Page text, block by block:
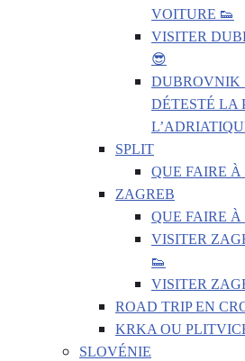
VOITURE 👟
VISITER
😎
DUBROVNIK
DÉTESTÉ LA
SPLIT
QUE FAIRE À
ZAGREB
QUE FAIRE
VISITER
👟
VISITER
ROAD TRIP EN
KRKA OU
SLOVÉNIE